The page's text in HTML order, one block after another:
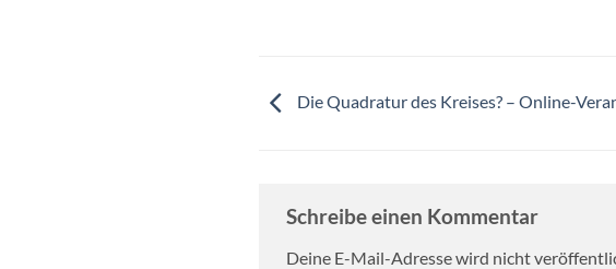
Die Quadratur des Kreises? – Online-
Schreibe einen Kommentar
Deine E-Mail-Adresse wird nicht